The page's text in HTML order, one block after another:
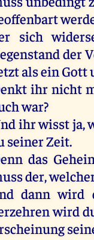
sich
der
alsein Gott
ihr nicht
war?
ihrwisstja,
seinerZeit.
das
der,
dann wird
wird